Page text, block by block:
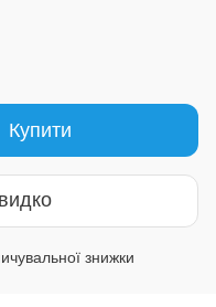
Купити
знижки